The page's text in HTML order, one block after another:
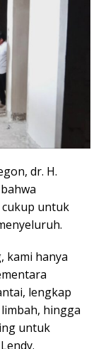
dr. H.
untuk
kami hanya
lengkap
hingga
untuk